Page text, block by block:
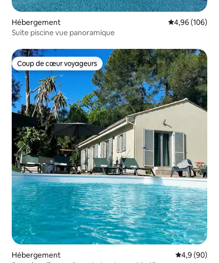
Hébergement Évaluation
4,96 (106)
Suite piscine vue panoramique
Coup de cœur voyageurs
Coup de cœur voyageurs
Hébergement Évaluation
4,9 (90)